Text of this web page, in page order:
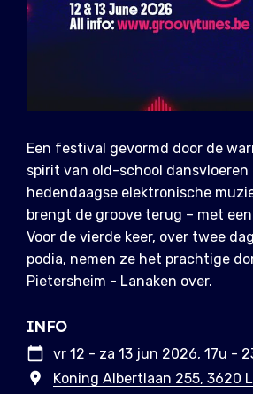
Een festival gevormd door de
spirit van old-school dansvloeren
hedendaagse elektronische
brengt de groove terug – met
Voor de vierde keer, over twee
podia, nemen ze het prachtige
Pietersheim - Lanaken over.
INFO
vr 12 - za 13 jun 2026, 17u -
Koning Albertlaan 255, 3620